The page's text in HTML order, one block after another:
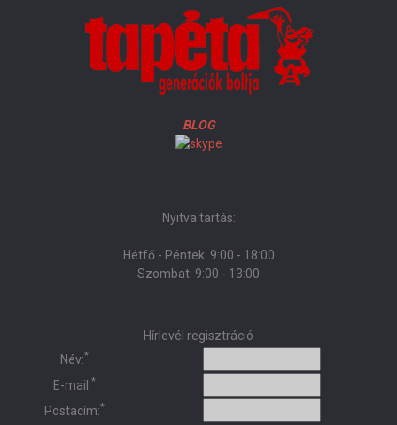
BLOG
Nyitva tartás:
Hétfő - Péntek: 9:00 - 18:00
Szombat: 9:00 - 13:00
Hírlevél regisztráció
Név:*
E-mail:*
Postacím:*